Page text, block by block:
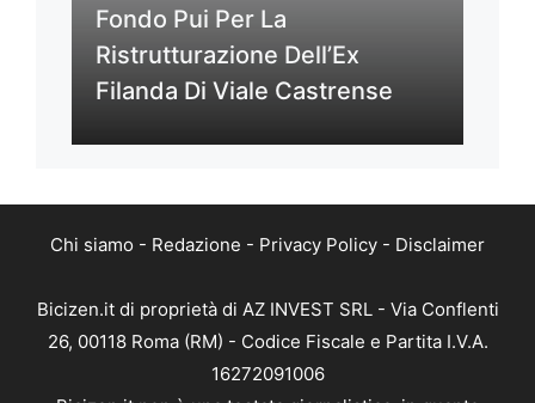
Fondo Pui Per La
Ristrutturazione Dell’Ex
Filanda Di Viale Castrense
Chi siamo - Redazione - Privacy Policy - Disclaimer
Bicizen.it di proprietà di AZ INVEST SRL - Via Conflenti
26, 00118 Roma (RM) - Codice Fiscale e Partita I.V.A.
16272091006